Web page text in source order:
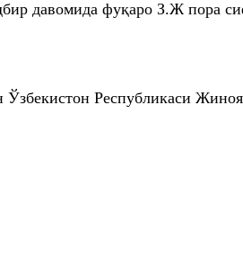
давомида фуқаро З.Ж пора
Республикаси